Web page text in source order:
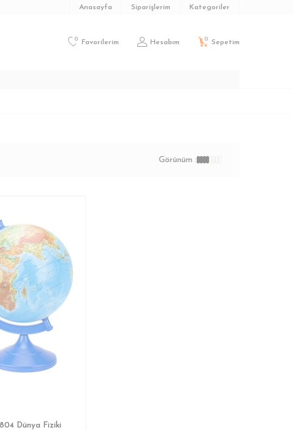
Anasayfa Siparişlerim Kategoriler
0 Favorilerim Hesabım 0 Sepetim
Görünüm :
Dünya Fiziki